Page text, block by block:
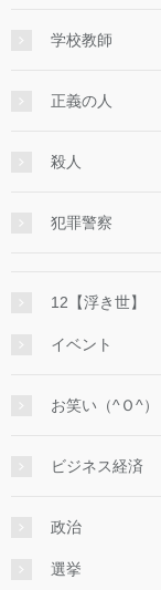
学校教師
正義の人
殺人
犯罪警察
12【浮き世】
イベント
お笑い（^Ｏ^）
ビジネス経済
政治
選挙